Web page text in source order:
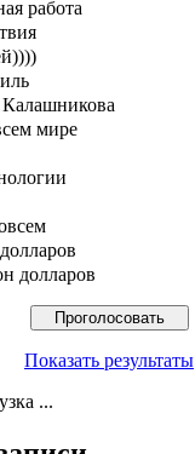
работа
мире
долларов
Показать результаты
...